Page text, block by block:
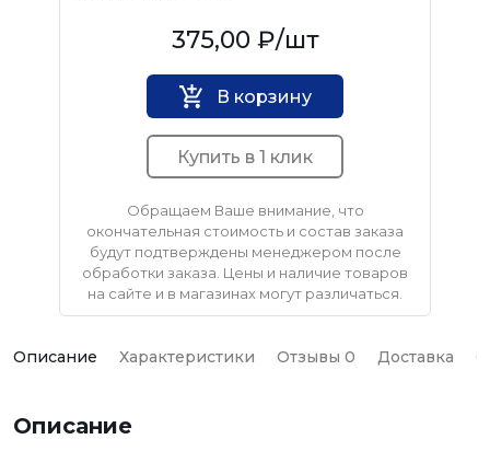
375,00 ₽/шт
В корзину
Купить в 1 клик
Обращаем Ваше внимание, что
окончательная стоимость и состав заказа
будут подтверждены менеджером после
обработки заказа. Цены и наличие товаров
на сайте и в магазинах могут различаться.
Описание Характеристики Отзывы 0 Доставка
Описание